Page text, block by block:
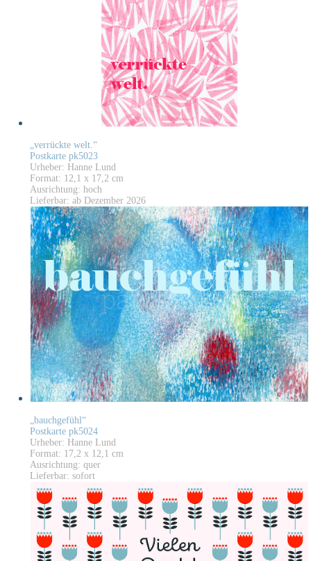
„verrückte welt.“
Postkarte pk5023
Urheber: Hanne Lund
Format: 12,1 x 17,2 cm
Ausrichtung: hoch
Lieferbar: ab Dezember 2026
„bauchgefühl“
Postkarte pk5024
Urheber: Hanne Lund
Format: 17,2 x 12,1 cm
Ausrichtung: quer
Lieferbar: sofort